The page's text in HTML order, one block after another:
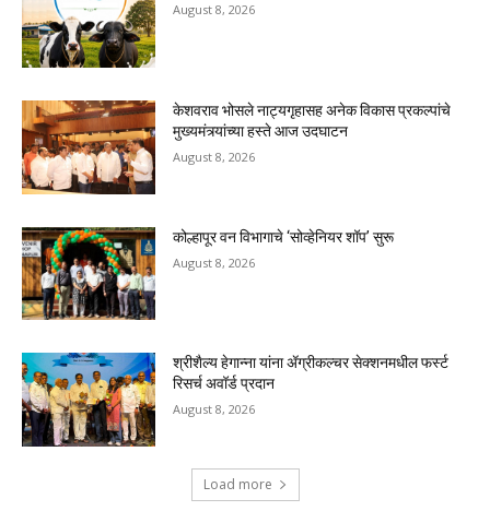
August 8, 2026
केशवराव भोसले नाट्यगृहासह अनेक विकास प्रकल्पांचे
मुख्यमंत्र्यांच्या हस्ते आज उदघाटन
August 8, 2026
कोल्हापूर वन विभागाचे ‘सोव्हेनियर शॉप’ सुरू
August 8, 2026
श्रीशैल्य हेगान्ना यांना ॲग्रीकल्चर सेक्शनमधील फर्स्ट
रिसर्च अवॉर्ड प्रदान
August 8, 2026
Load more